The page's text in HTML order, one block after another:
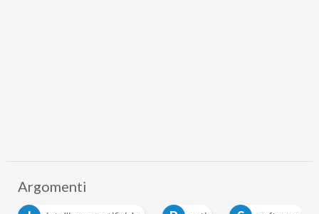
Argomenti